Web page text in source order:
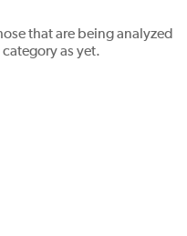
that are being analyzed
as yet.